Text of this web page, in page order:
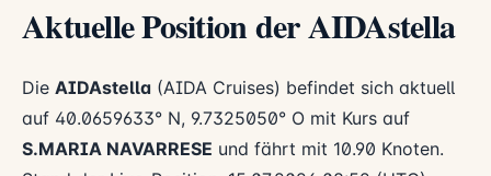
Aktuelle Position der AIDAstella
Die AIDAstella (AIDA Cruises) befindet sich aktuell
auf 40.0659633° N, 9.7325050° O mit Kurs auf
S.MARIA NAVARRESE und fährt mit 10.90 Knoten.